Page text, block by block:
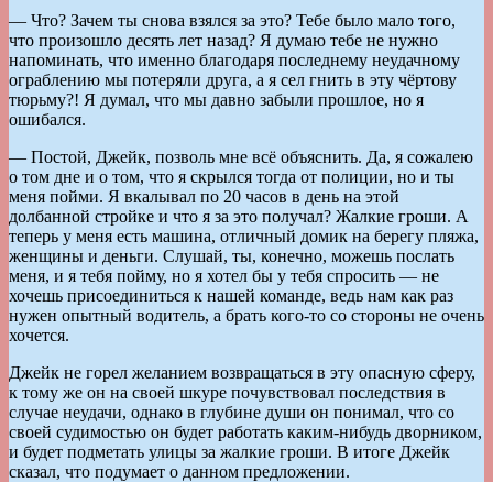
— Что? Зачем ты снова взялся за это? Тебе было мало того,
что произошло десять лет назад? Я думаю тебе не нужно
напоминать, что именно благодаря последнему неудачному
ограблению мы потеряли друга, а я сел гнить в эту чёртову
тюрьму?! Я думал, что мы давно забыли прошлое, но я
ошибался.
— Постой, Джейк, позволь мне всё объяснить. Да, я сожалею
о том дне и о том, что я скрылся тогда от полиции, но и ты
меня пойми. Я вкалывал по 20 часов в день на этой
долбанной стройке и что я за это получал? Жалкие гроши. А
теперь у меня есть машина, отличный домик на берегу пляжа,
женщины и деньги. Слушай, ты, конечно, можешь послать
меня, и я тебя пойму, но я хотел бы у тебя спросить — не
хочешь присоединиться к нашей команде, ведь нам как раз
нужен опытный водитель, а брать кого-то со стороны не очень
хочется.
Джейк не горел желанием возвращаться в эту опасную сферу,
к тому же он на своей шкуре почувствовал последствия в
случае неудачи, однако в глубине души он понимал, что со
своей судимостью он будет работать каким-нибудь дворником,
и будет подметать улицы за жалкие гроши. В итоге Джейк
сказал, что подумает о данном предложении.